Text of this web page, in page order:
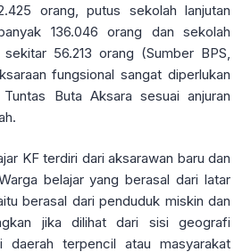
orang, putus sekolah lanjutan
136.046 orang dan sekolah
56.213 orang (Sumber BPS,
fungsional sangat diperlukan
Buta Aksara sesuai anjuran
KF terdiri dari aksarawan baru dan
belajar yang berasal dari latar
berasal dari penduduk miskin dan
jika dilihat dari sisi geografi
daerah terpencil atau masyarakat